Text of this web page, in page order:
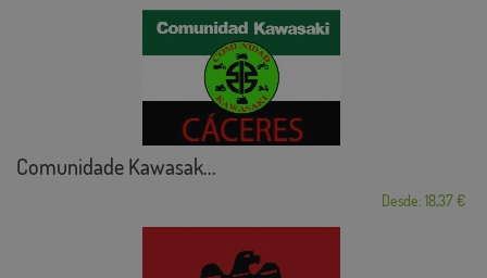
Comunidade Kawasak...
Desde: 18,37 €